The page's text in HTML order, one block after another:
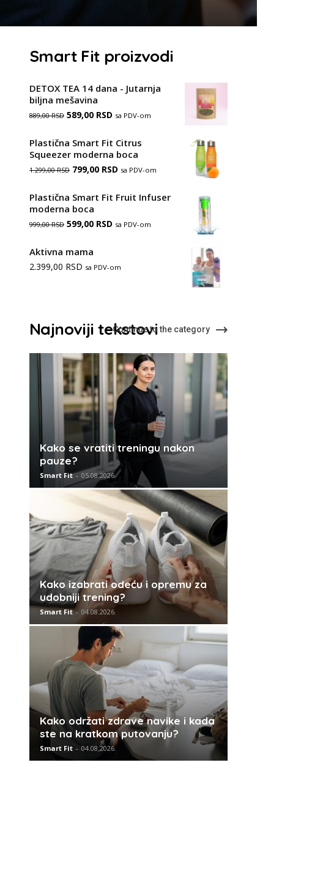
Smart Fit proizvodi
DETOX TEA 14 dana - Jutarnja
biljna mešavina
889,00RSD Оригинална
је
била:
589,00 RSD Тренутна
је:
589,00 RSD.
sa PDV-om
Plastična Smart Fit Citrus
Squeezer moderna boca
1.299,00RSD Оригинална
је
била:
799,00 RSD Тренутна
799,00 RSD.
sa PDV-om
Plastična Smart Fit Fruit Infuser
moderna boca
999,00RSD Оригинална
599,00 RSD Тренутна
sa PDV-om
Aktivna mama
2.399,00 RSD sa PDV-om
Najnoviji tekstoviContinue to the category
Kako se vratiti treningu nakon
pauze?
Smart Fit - 05.08.2026.
Kako izabrati odeću i opremu za
udobniji trening?
Smart Fit - 04.08.2026.
Kako održati zdrave navike i kada
ste na kratkom putovanju?
Smart Fit - 04.08.2026.